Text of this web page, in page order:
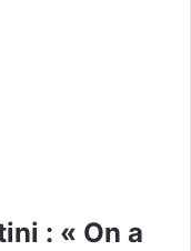
: « On a